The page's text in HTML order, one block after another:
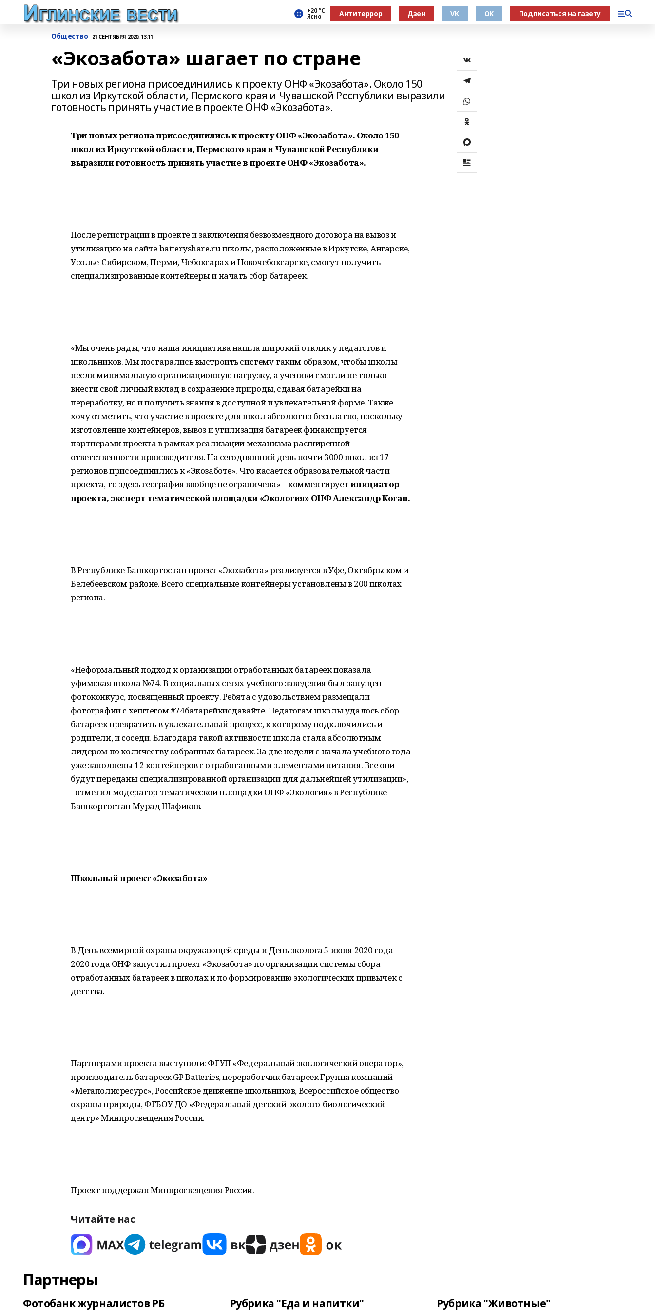
+20 °С
Ясно Антитеррор Дзен VK OK Подписаться на газету
Общество 21 СЕНТЯБРЯ 2020, 13:11
«Экозабота» шагает по стране
Три новых региона присоединились к проекту ОНФ «Экозабота». Около 150
школ из Иркутской области, Пермского края и Чувашской Республики выразили
готовность принять участие в проекте ОНФ «Экозабота».
Три новых региона присоединились к проекту ОНФ «Экозабота». Около 150
школ из Иркутской области, Пермского края и Чувашской Республики
выразили готовность принять участие в проекте ОНФ «Экозабота».
После регистрации в проекте и заключения безвозмездного договора на вывоз и
утилизацию на сайте batteryshare.ru школы, расположенные в Иркутске, Ангарске,
Усолье-Сибирском, Перми, Чебоксарах и Новочебоксарске, смогут получить
специализированные контейнеры и начать сбор батареек.
«Мы очень рады, что наша инициатива нашла широкий отклик у педагогов и
школьников. Мы постарались выстроить систему таким образом, чтобы школы
несли минимальную организационную нагрузку, а ученики смогли не только
внести свой личный вклад в сохранение природы, сдавая батарейки на
переработку, но и получить знания в доступной и увлекательной форме. Также
хочу отметить, что участие в проекте для школ абсолютно бесплатно, поскольку
изготовление контейнеров, вывоз и утилизация батареек финансируется
партнерами проекта в рамках реализации механизма расширенной
ответственности производителя. На сегодняшний день почти 3000 школ из 17
регионов присоединились к «Экозаботе». Что касается образовательной части
проекта, то здесь география вообще не ограничена» – комментируетинициатор
проекта, эксперт тематической площадки «Экология» ОНФ Александр Коган.
В Республике Башкортостан проект «Экозабота» реализуется в Уфе, Октябрьском и
Белебеевском районе. Всего специальные контейнеры установлены в 200 школах
региона.
«Неформальный подход к организации отработанных батареек показала
уфимская школа №74. В социальных сетях учебного заведения был запущен
фотоконкурс, посвященный проекту. Ребята с удовольствием размещали
фотографии с хештегом #74батарейкисдавайте. Педагогам школы удалось сбор
батареек превратить в увлекательный процесс, к которому подключились и
родители, и соседи. Благодаря такой активности школа стала абсолютным
лидером по количеству собранных батареек. За две недели с начала учебного года
уже заполнены 12 контейнеров с отработанными элементами питания. Все они
будут переданы специализированной организации для дальнейшей утилизации»,
- отметил модератор тематической площадки ОНФ «Экология» в Республике
Башкортостан Мурад Шафиков.
Школьный проект «Экозабота»
В День всемирной охраны окружающей среды и День эколога 5 июня 2020 года
2020 года ОНФ запустил проект «Экозабота» по организации системы сбора
отработанных батареек в школах и по формированию экологических привычек с
детства.
Партнерами проекта выступили: ФГУП «Федеральный экологический оператор»,
производитель батареек GP Batteries, переработчик батареек Группа компаний
«Мегаполисресурс», Российское движение школьников, Всероссийское общество
охраны природы, ФГБОУ ДО «Федеральный детский эколого-биологический
центр» Минпросвещения России.
Проект поддержан Минпросвещения России.
Читайте нас
Партнеры
Фотобанк журналистов РБ Рубрика "Еда и напитки" Рубрика "Животные"